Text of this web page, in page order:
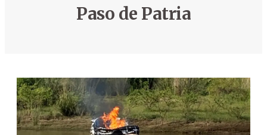
Paso de Patria